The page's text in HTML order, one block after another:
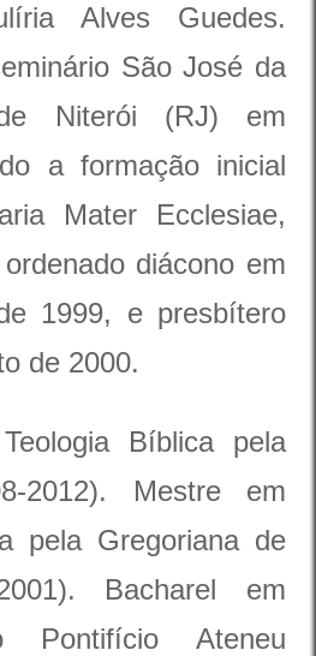
Alves Guedes.
São José da
Niterói (RJ) em
a formação inicial
Mater Ecclesiae,
diácono em
1999, e presbítero
de 2000.
Bíblica pela
2012). Mestre em
pela Gregoriana de
Bacharel em
Pontifício Ateneu